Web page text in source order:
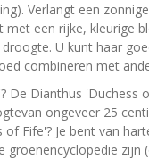
Verlangt een
een rijke, kleurige
U kunt haar
combineren met
De Dianthus 'Duchess
ongeveer 25
Fife'? Je bent van
groenencyclopedie